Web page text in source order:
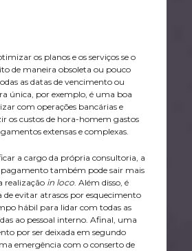
os planos e os serviços se o
de maneira obsoleta ou pouco
as datas de vencimento ou
única, por exemplo, é uma boa
com operações bancárias e
os custos de hora-homem gastos
extensas e complexas.
a cargo da própria consultoria, a
também pode sair mais
realização in loco. Além disso, é
evitar atrasos por esquecimento
hábil para lidar com todas as
ao pessoal interno. Afinal, uma
por ser deixada em segundo
emergência com o conserto de